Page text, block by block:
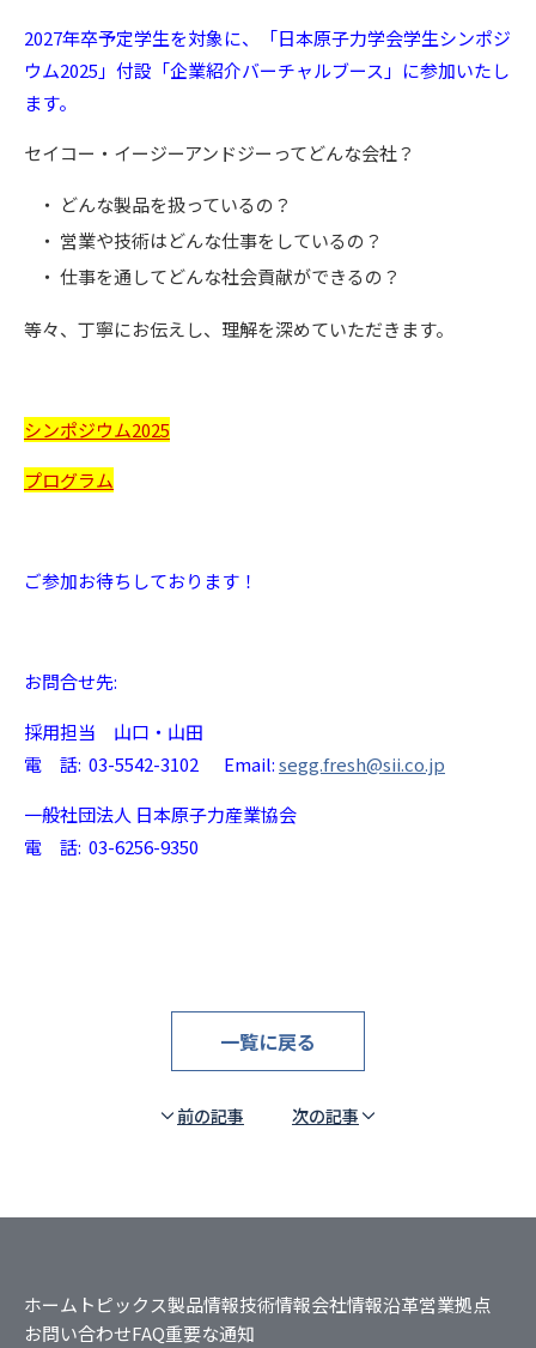
2027年卒予定学生を対象に、「日本原子力学会学生シンポジ
ウム2025」付設「企業紹介バーチャルブース」に参加いたし
ます。
セイコー・イージーアンドジーってどんな会社？
どんな製品を扱っているの？
営業や技術はどんな仕事をしているの？
仕事を通してどんな社会貢献ができるの？
等々、丁寧にお伝えし、理解を深めていただきます。
シンポジウム2025
プログラム
ご参加お待ちしております！
お問合せ先:
採用担当 山口・山田
電 話: 03-5542-3102 Email:segg.fresh@sii.co.jp
一般社団法人 日本原子力産業協会
電 話: 03-6256-9350
前の記事
一覧に戻る
次の記事
ホーム トピックス製品情報技術情報会社情報沿革営業拠点
お問い合わせFAQ重要な通知